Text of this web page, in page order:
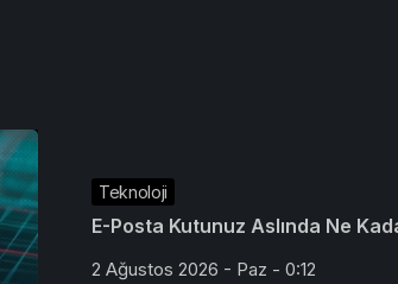
Teknoloji
E-Posta Kutunuz Aslında Ne
2 Ağustos 2026 - Paz - 0:12